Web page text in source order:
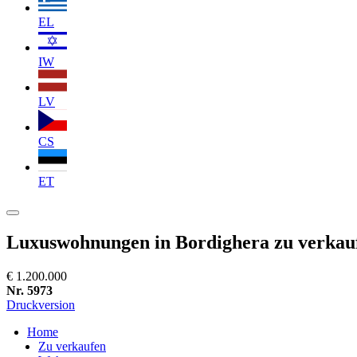
EL
IW
LV
CS
ET
Luxuswohnungen in Bordighera zu
€ 1.200.000
Nr. 5973
Druckversion
Home
Zu verkaufen